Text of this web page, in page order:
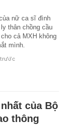
nữ ca sĩ đình
thân chồng cầu
cả MXH không
mình.
trước
của Bộ
thông